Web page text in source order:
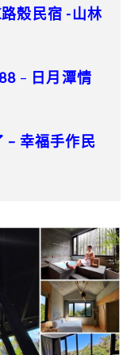
殼民宿 -山林
– 日月潭情
– 幸福手作民